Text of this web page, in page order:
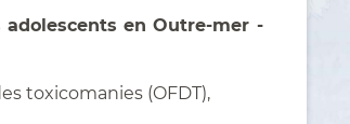
adolescents en Outre-mer -
toxicomanies (OFDT),